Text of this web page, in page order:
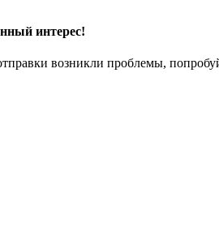
интерес!
возникли проблемы,